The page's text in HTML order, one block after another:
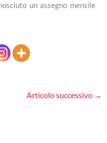
un assegno mensile
Articolo successivo →